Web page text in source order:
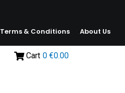
Terms & Conditions About Us
Cart 0 €0.00